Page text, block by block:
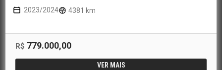
2023/2024 4381 km
R$ 779.000,00
VER MAIS